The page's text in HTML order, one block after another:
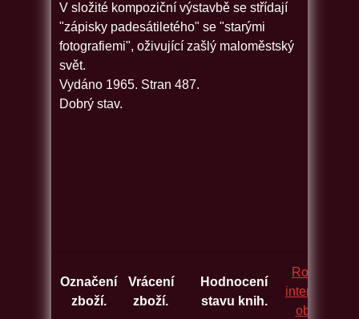
V složité kompoziční výstavbě se střídají
"zápisky padesátiletého" se "starými
fotografiemi", oživující zašlý maloměstský
svět.
Vydáno 1965. Stran 487.
Dobrý stav.
Označení
zboží.
Vrácení
zboží.
Hodnocení
stavu knih.
Rozcestník
obchodů.